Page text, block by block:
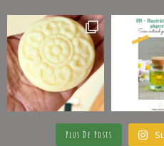
Plus De Posts